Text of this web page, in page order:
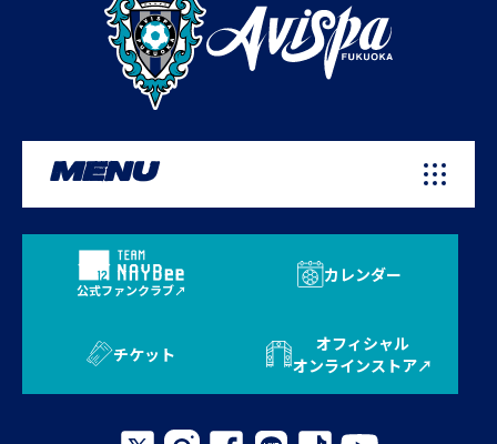
MENU
公式ファンクラブ
カレンダー
チケット
オフィシャル
オンラインストア